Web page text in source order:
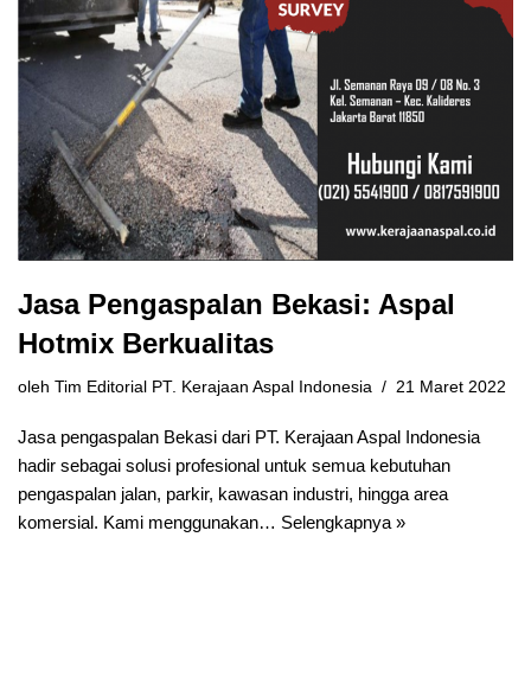
Jasa Pengaspalan Bekasi: Aspal
Hotmix Berkualitas
oleh Tim Editorial PT. Kerajaan Aspal Indonesia 21 Maret 2022
Jasa pengaspalan Bekasi dari PT. Kerajaan Aspal Indonesia
hadir sebagai solusi profesional untuk semua kebutuhan
pengaspalan jalan, parkir, kawasan industri, hingga area
komersial. Kami menggunakan… Selengkapnya »